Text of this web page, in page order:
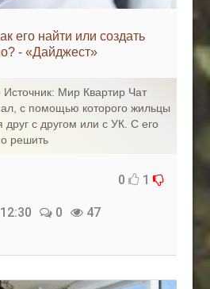
его найти или создать
- «Дайджест»
Мир Квартир Чат
с помощью которого жильцы
с другом или с УК. С его
решить
0 1
0 47